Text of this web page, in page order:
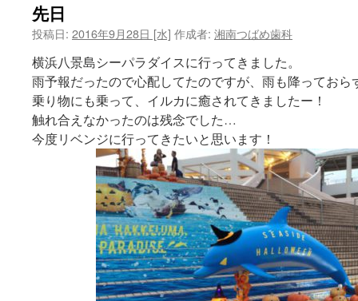
ツ
へ
ス
キ
ッ
先日
投稿日: 2016年9月28日 [水] 作成者: 湘南つばめ歯科
横浜八景島シーパラダイスに行ってきました。
雨予報だったので心配してたのですが、雨も降っておら
乗り物にも乗って、イルカに癒されてきましたー！
触れ合えなかったのは残念でした…
今度リベンジに行ってきたいと思います！